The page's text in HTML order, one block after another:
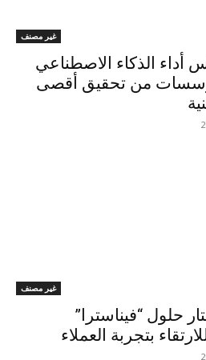
غير مصنف
الذكاء الاصطناعي
من تحقيق أقصى
غير مصنف
حلول “فيناسترا”
بتجربة العملاء